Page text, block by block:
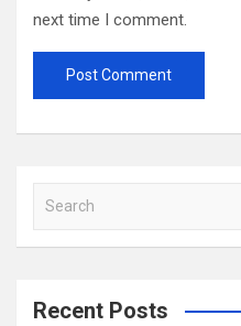
next time I comment.
a
c
Recent Posts